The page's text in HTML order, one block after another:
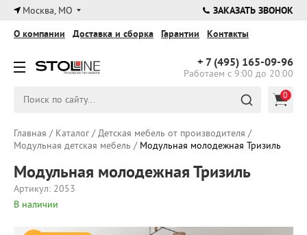
×
Москва, МО ЗАКАЗАТЬ ЗВОНОК
+ 7 (495) 165-09-96
Работаем с 9:00 до 20:00
О компании Доставка и сборка Гарантии Контакты
0
Главная / Каталог/Детская мебель от производителя /
Модульная детская мебель / Модульная молодежная Тризиль
Модульная молодежная Тризиль
Артикул: 2053
В наличии